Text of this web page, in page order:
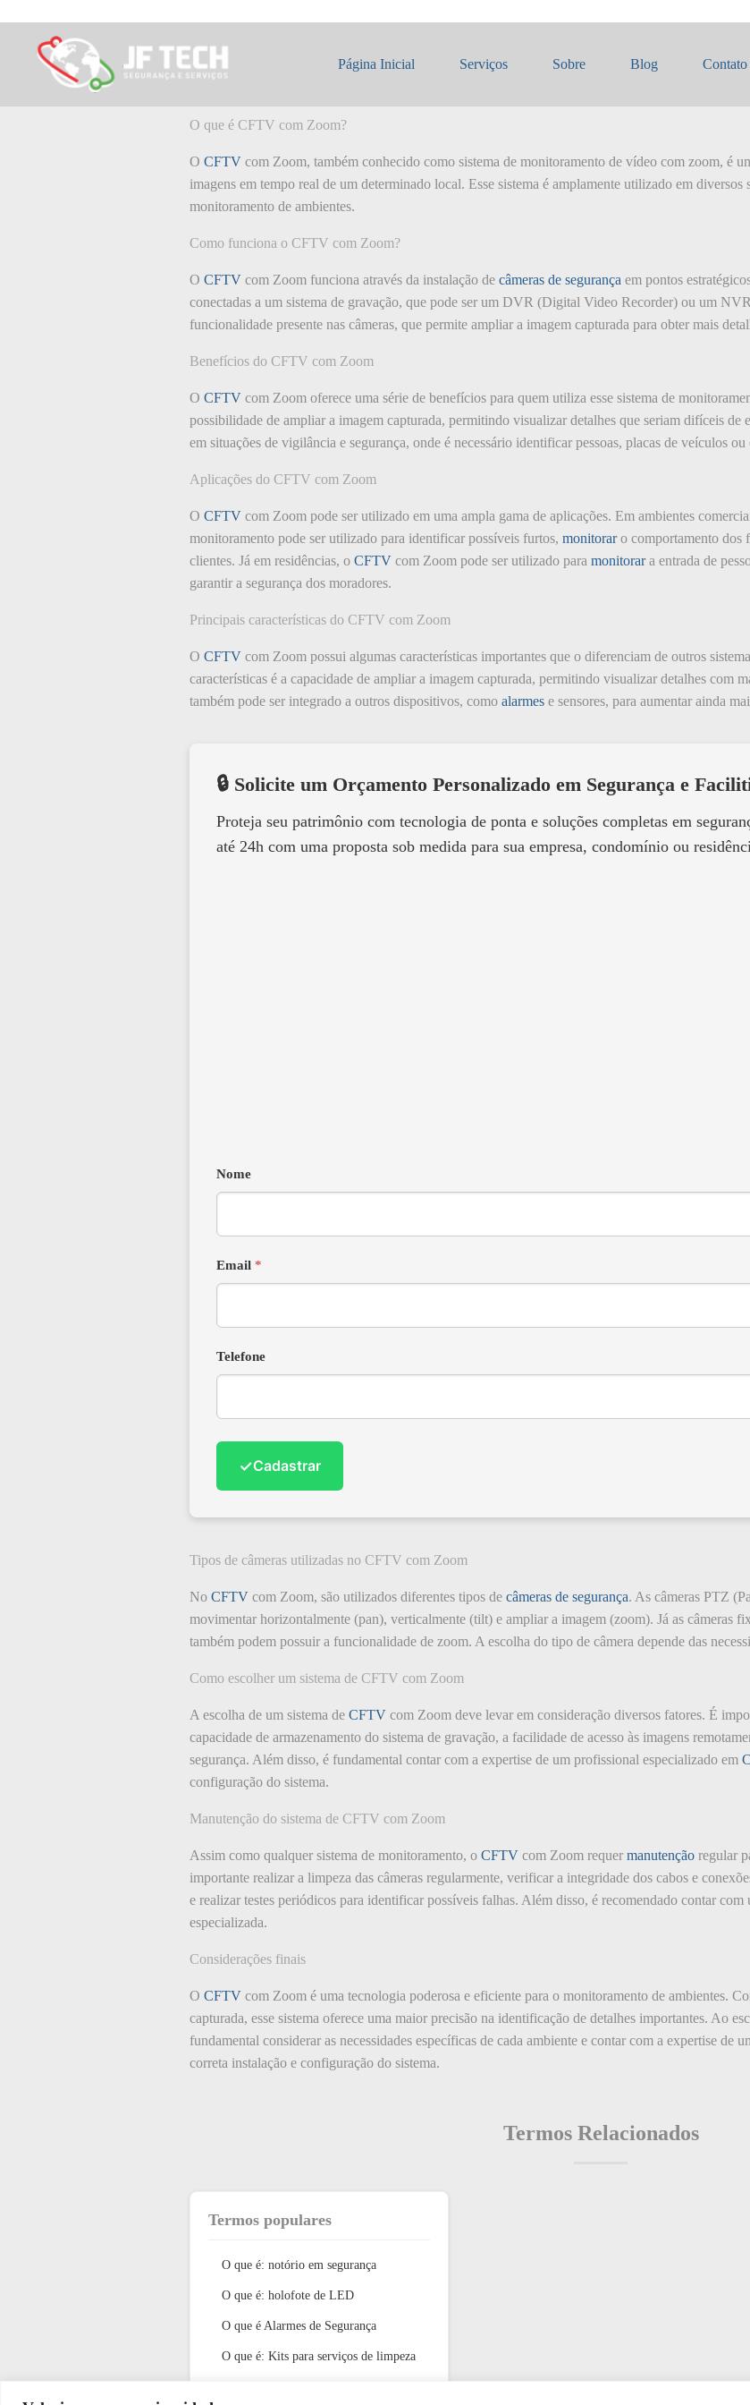
para
conteúdo
Página Inicial Serviços Sobre Blog Contato
O que é: CFTV com Zoom
O que é CFTV com Zoom?
O CFTV com Zoom, também conhecido como sistema de monitoramento de vídeo com zoom, é
imagens em tempo real de um determinado local. Esse sistema é amplamente utilizado em
monitoramento de ambientes.
Como funciona o CFTV com Zoom?
O CFTV com Zoom funciona através da instalação de câmeras de segurança em pontos
conectadas a um sistema de gravação, que pode ser um DVR (Digital Video Recorder) ou um
funcionalidade presente nas câmeras, que permite ampliar a imagem capturada para obter mais
Benefícios do CFTV com Zoom
O CFTV com Zoom oferece uma série de benefícios para quem utiliza esse sistema de
possibilidade de ampliar a imagem capturada, permitindo visualizar detalhes que seriam difíceis de
em situações de vigilância e segurança, onde é necessário identificar pessoas, placas de veículos
Aplicações do CFTV com Zoom
O CFTV com Zoom pode ser utilizado em uma ampla gama de aplicações. Em ambientes
monitoramento pode ser utilizado para identificar possíveis furtos, monitoraro comportamento dos
clientes. Já em residências, o CFTV com Zoom pode ser utilizado para monitorara entrada de
garantir a segurança dos moradores.
Principais características do CFTV com Zoom
O CFTV com Zoom possui algumas características importantes que o diferenciam de outros
características é a capacidade de ampliar a imagem capturada, permitindo visualizar detalhes com
também pode ser integrado a outros dispositivos, como alarmes e sensores, para aumentar ainda
🔒 Solicite um Orçamento Personalizado em Segurança e
Proteja seu patrimônio com tecnologia de ponta e soluções completas em
até 24h com uma proposta sob medida para sua empresa, condomínio ou
Nome
Email *
Telefone
✓Cadastrar
Tipos de câmeras utilizadas no CFTV com Zoom
No CFTV com Zoom, são utilizados diferentes tipos de câmeras de segurança. As câmeras PTZ
movimentar horizontalmente (pan), verticalmente (tilt) e ampliar a imagem (zoom). Já as câmeras
também podem possuir a funcionalidade de zoom. A escolha do tipo de câmera depende das
Como escolher um sistema de CFTV com Zoom
A escolha de um sistema de CFTV com Zoom deve levar em consideração diversos fatores. É
capacidade de armazenamento do sistema de gravação, a facilidade de acesso às imagens
segurança. Além disso, é fundamental contar com a expertise de um profissional especializado em
configuração do sistema.
Manutenção do sistema de CFTV com Zoom
Assim como qualquer sistema de monitoramento, o CFTV com Zoom requer manutenção regular
importante realizar a limpeza das câmeras regularmente, verificar a integridade dos cabos e
e realizar testes periódicos para identificar possíveis falhas. Além disso, é recomendado contar com
especializada.
Considerações finais
O CFTV com Zoom é uma tecnologia poderosa e eficiente para o monitoramento de ambientes.
capturada, esse sistema oferece uma maior precisão na identificação de detalhes importantes. Ao
fundamental considerar as necessidades específicas de cada ambiente e contar com a expertise de
correta instalação e configuração do sistema.
Termos Relacionados
Termos populares
O que é: notório em segurança
O que é: holofote de LED
O que é Alarmes de Segurança
O que é: Kits para serviços de limpeza